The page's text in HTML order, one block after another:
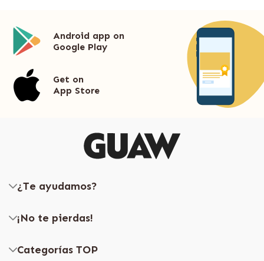
Android app on
Google Play
Get on
App Store
¿Te ayudamos?
¡No te pierdas!
Categorías TOP